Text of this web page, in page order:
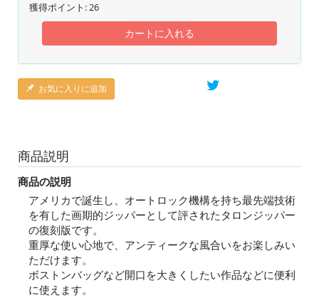
獲得ポイント:26
カートに入れる
お気に入りに追加
商品説明
商品の説明
アメリカで誕生し、オートロック機構を持ち最先端技術
を有した画期的ジッパーとして評されたタロンジッパー
の復刻版です。
重厚な使い心地で、アンティークな風合いをお楽しみい
ただけます。
ボストンバッグなど開口を大きくしたい作品などに便利
に使えます。